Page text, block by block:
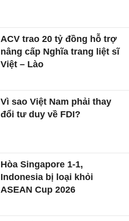
ACV trao 20 tỷ đồng hỗ trợ
nâng cấp Nghĩa trang liệt sĩ
Việt – Lào
Vì sao Việt Nam phải thay
đổi tư duy về FDI?
Hòa Singapore 1-1,
Indonesia bị loại khỏi
ASEAN Cup 2026